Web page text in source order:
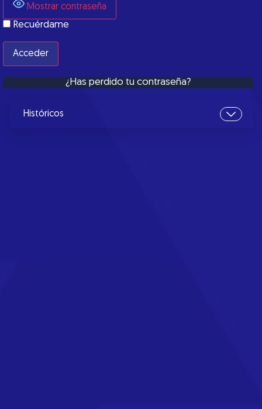
Mostrar contraseña
Recuérdame
¿Has perdido tu contraseña?
Históricos